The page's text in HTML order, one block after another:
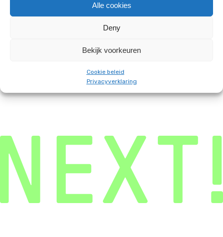
Alle cookies
Deny
Bekijk voorkeuren
Cookie beleid
Privacyverklaring